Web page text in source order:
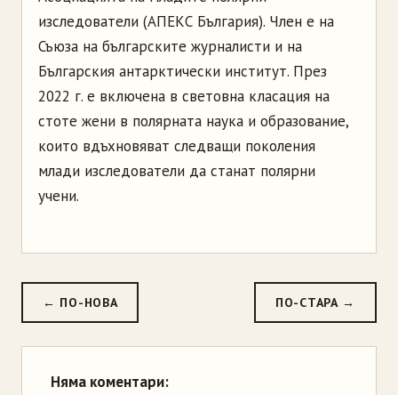
изследователи (АПЕКС България). Член е на
Съюза на българските журналисти и на
Българския антарктически институт. През
2022 г. е включена в световна класация на
стоте жени в полярната наука и образование,
които вдъхновяват следващи поколения
млади изследователи да станат полярни
учени.
← ПО-НОВА ПО-СТАРА →
Няма коментари: